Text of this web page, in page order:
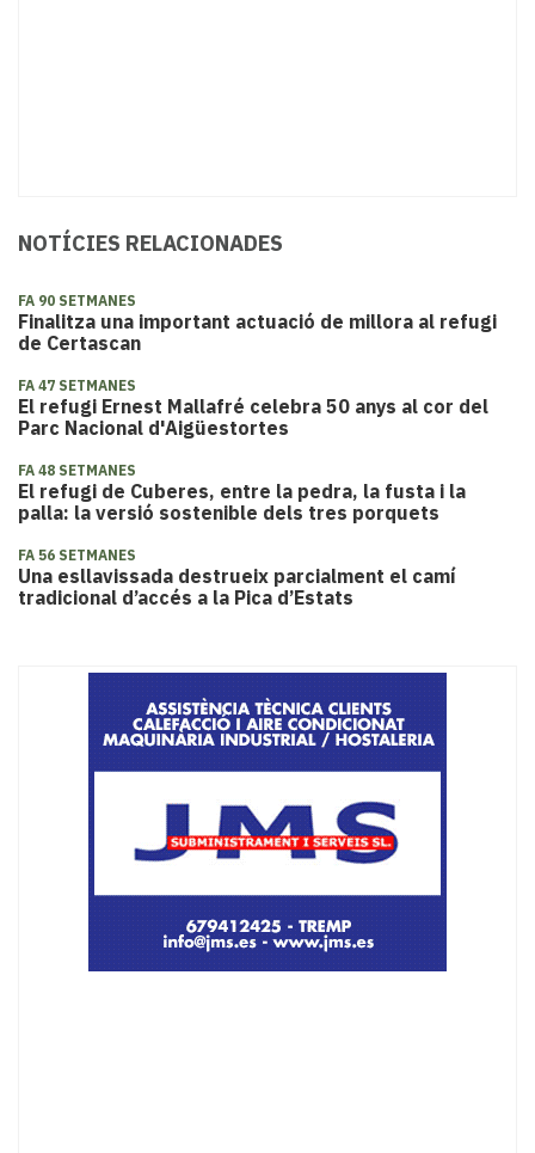
NOTÍCIES RELACIONADES
FA 90 SETMANES
Finalitza una important actuació de millora al refugi
de Certascan
FA 47 SETMANES
El refugi Ernest Mallafré celebra 50 anys al cor del
Parc Nacional d'Aigüestortes
FA 48 SETMANES
El refugi de Cuberes, entre la pedra, la fusta i la
palla: la versió sostenible dels tres porquets
FA 56 SETMANES
​Una esllavissada destrueix parcialment el camí
tradicional d’accés a la Pica d’Estats